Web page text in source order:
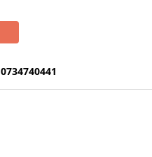
0734740441